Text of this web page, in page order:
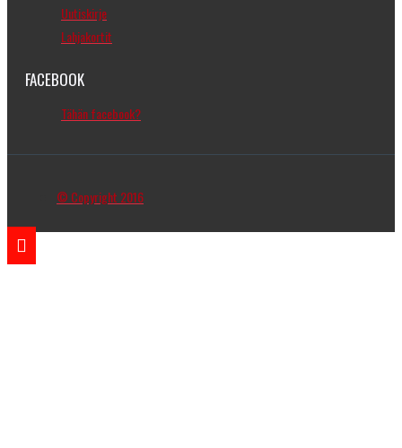
Uutiskirje
Lahjakortit
FACEBOOK
Tähän facebook?
© Copyright 2016